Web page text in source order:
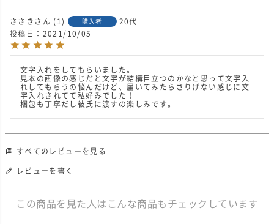
ささき 1 購入者
20代
投稿日
2021/10/05
文字入れをしてもらいました。
見本の画像の感じだと文字が結構目立つのかなと思って文字入
れしてもらうの悩んだけど、届いてみたらさりげない感じに文
字入れされてて私好みでした！
梱包も丁寧だし彼氏に渡すの楽しみです。
すべてのレビューを見る
レビューを書く
この商品を見た人はこんな商品もチェックしています